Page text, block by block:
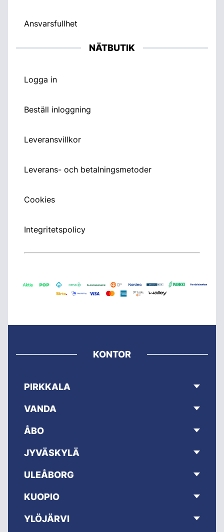
Ansvarsfullhet
NÄTBUTIK
Logga in
Beställ inloggning
Leveransvillkor
Leverans- och betalningsmetoder
Cookies
Integritetspolicy
KONTOR
PIRKKALA
VANDA
ÅBO
JYVÄSKYLÄ
ULEÅBORG
KUOPIO
YLÖJÄRVI